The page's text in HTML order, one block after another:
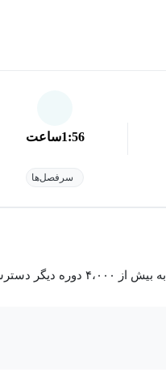
1:56ساعت
سرفصل‌ها
خواهید داشت.